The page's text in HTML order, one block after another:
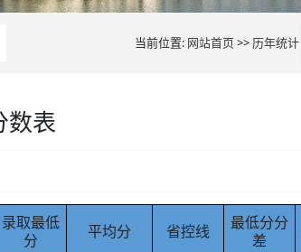
当前位置: 网站首页>> 历年统计
数表
录取最低
分
平均分 省控线
最低分分
差